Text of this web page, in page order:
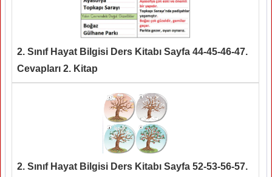
2. Sınıf Hayat Bilgisi Ders Kitabı Sayfa 44-45-46-47.
Cevapları 2. Kitap
2. Sınıf Hayat Bilgisi Ders Kitabı Sayfa 52-53-56-57.